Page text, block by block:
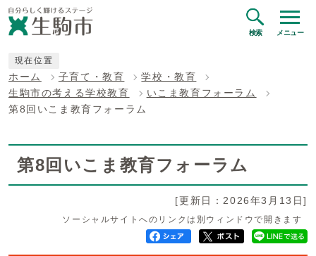
検索 メニュー
現在位置
ホーム 子育て・教育
学校・教育
生駒市の考える学校教育
いこま教育フォーラム
第8回いこま教育フォーラム
第8回いこま教育フォーラム
[更新日：2026年3月13日]
ソーシャルサイトへのリンクは別ウィンドウで開きます